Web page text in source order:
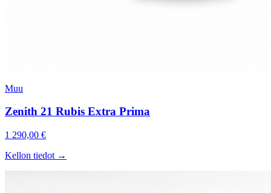
Muu
Zenith 21 Rubis Extra Prima
1 290,00 €
Kellon tiedot →